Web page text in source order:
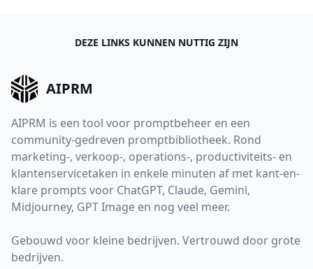
DEZE LINKS KUNNEN NUTTIG ZIJN
AIPRM
AIPRM is een tool voor promptbeheer en een
community-gedreven promptbibliotheek. Rond
marketing-, verkoop-, operations-, productiviteits- en
klantenservicetaken in enkele minuten af met kant-en-
klare prompts voor ChatGPT, Claude, Gemini,
Midjourney, GPT Image en nog veel meer.
Gebouwd voor kleine bedrijven. Vertrouwd door grote
bedrijven.